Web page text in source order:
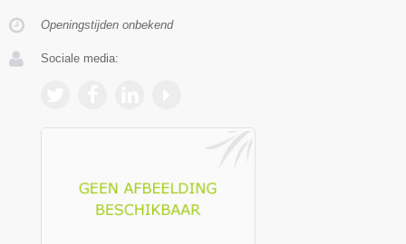
Openingstijden onbekend
Sociale media: